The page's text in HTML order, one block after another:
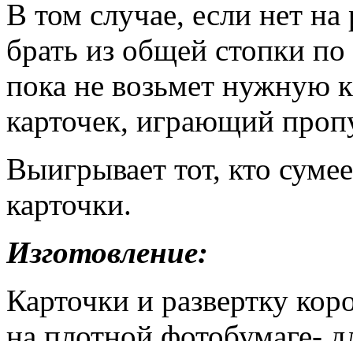
В том случае, если нет
брать из общей стопки
пока не возьмет нужную
карточек, играющий
Выигрывает тот, кто
карточки.
Изготовление:
Карточки и развертку